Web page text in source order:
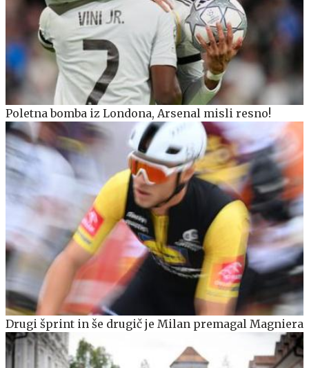
Poletna bomba iz Londona, Arsenal misli resno!
Drugi šprint in še drugič je Milan premagal Magniera